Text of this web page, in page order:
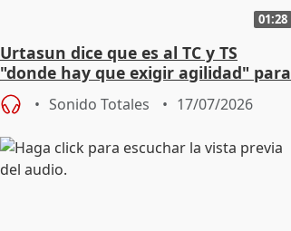
01:28
Urtasun dice que es al TC y TS
"donde hay que exigir agilidad" para
aplicar la Ley de Amnistía
Sonido Totales 17/07/2026